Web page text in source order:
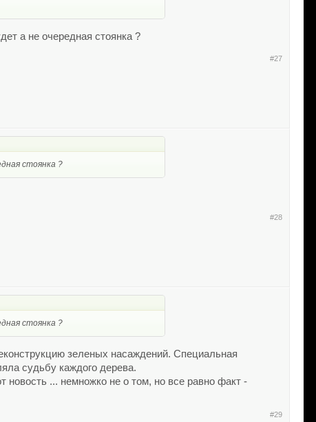
а не очередная стоянка ?
#27
стоянка ?
#28
стоянка ?
зеленых насаждений. Специальная
судьбу каждого дерева.
новость ... немножко не о том, но все равно факт -
#29